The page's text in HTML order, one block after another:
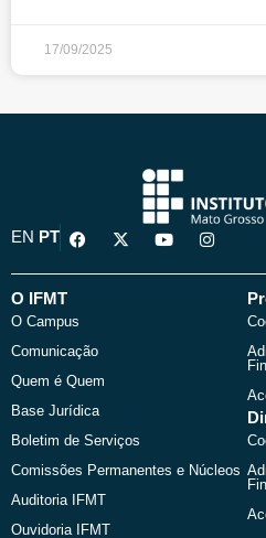
17/09/2025
EN PT
F
a
e
o
k
X
-
w
Y
o
t
I
n
t
O IFMT
O Campus
Comunicação
Quem é Quem
Base Jurídica
Boletim de Serviços
Comissões Permanentes e Núcleos
Auditoria IFMT
Ouvidoria IFMT